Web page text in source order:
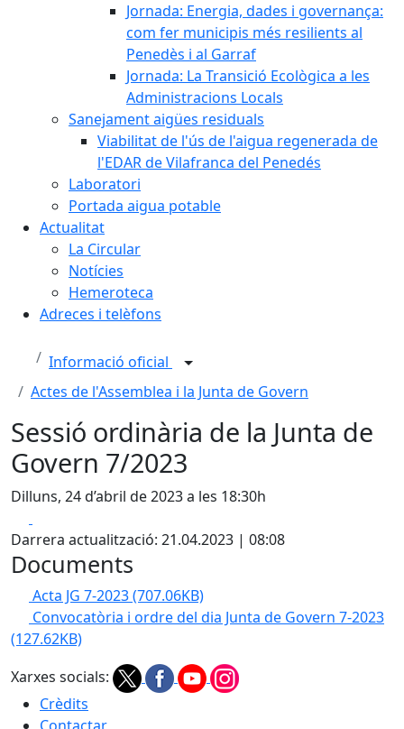
Jornada: Energia, dades i governança:
com fer municipis més resilients al
Penedès i al Garraf
Jornada: La Transició Ecològica a les
Administracions Locals
Sanejament aigües residuals
Viabilitat de l'ús de l'aigua regenerada de
l'EDAR de Vilafranca del Penedés
Laboratori
Portada aigua potable
Actualitat
La Circular
Notícies
Hemeroteca
Adreces i telèfons
Informació oficial
Actes de l'Assemblea i la Junta de Govern
Sessió ordinària de la Junta de
Govern 7/2023
Dilluns, 24 d’abril de 2023 a les 18:30h
Darrera actualització: 21.04.2023 | 08:08
Documents
Acta JG 7-2023(707.06KB)
Convocatòria i ordre del dia Junta de Govern 7-2023
(127.62KB)
Xarxes socials:
Crèdits